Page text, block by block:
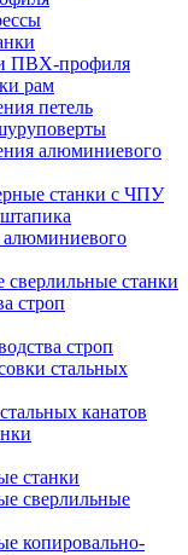
ПВХ-профиля
рам
петель
алюминиевого
станки с ЧПУ
алюминиевого
станки
строп
строп
стальных
канатов
станки
сверлильные
копировально-